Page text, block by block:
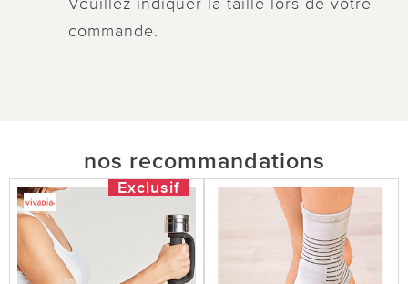
commande.
nos recommandations
Exclusif